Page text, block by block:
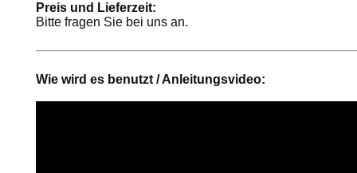
Preis und Lieferzeit:
Bitte fragen Sie bei uns an.
Wie wird es benutzt / Anleitungsvideo: